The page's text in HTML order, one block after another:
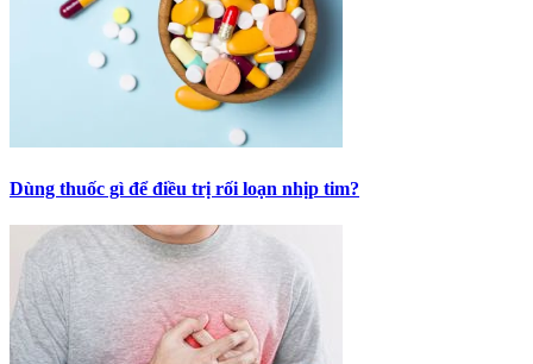
Dùng thuốc gì để điều trị rối loạn nhịp tim?